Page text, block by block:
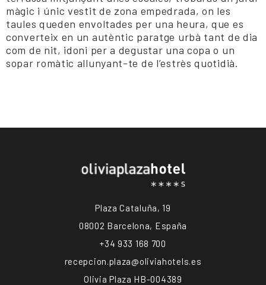
màgic i únic vestit de zona empedrada, on les
taules queden envoltades per una heura, que es
converteix en un autèntic paratge urbà tant de dia
com de nit, idoni per a degustar una copa o un
sopar romàtic allunyant-te de l’estrès quotidià.
Plaza Cataluña, 19
08002 Barcelona, España
+34 933 168 700
recepcion.plaza@oliviahotels.es
Olivia Plaza HB-004389